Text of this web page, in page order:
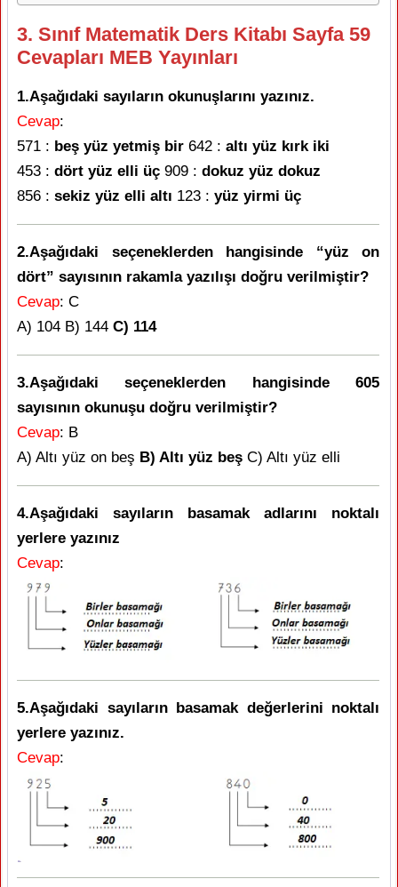
3. Sınıf Matematik Ders Kitabı Sayfa 59
Cevapları MEB Yayınları
1.Aşağıdaki sayıların okunuşlarını yazınız.
Cevap:
571 : beş yüz yetmiş bir 642 : altı yüz kırk iki
453 : dört yüz elli üç 909 : dokuz yüz dokuz
856 : sekiz yüz elli altı 123 : yüz yirmi üç
2.Aşağıdaki seçeneklerden hangisinde “yüz on
dört” sayısının rakamla yazılışı doğru verilmiştir?
Cevap: C
A) 104 B) 144 C) 114
3.Aşağıdaki seçeneklerden hangisinde 605
sayısının okunuşu doğru verilmiştir?
Cevap: B
A) Altı yüz on beş B) Altı yüz beş C) Altı yüz elli
4.Aşağıdaki sayıların basamak adlarını noktalı
yerlere yazınız
Cevap:
5.Aşağıdaki sayıların basamak değerlerini noktalı
yerlere yazınız.
Cevap: